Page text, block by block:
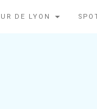
DE LYON